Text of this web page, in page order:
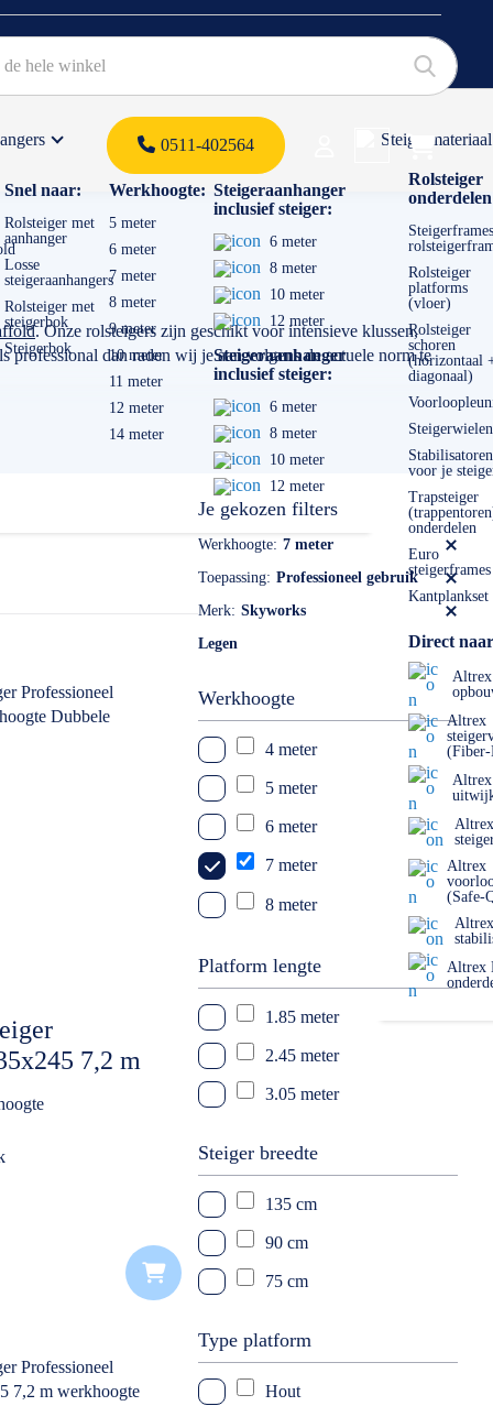
0511-402564
Snel naar:
Rolsteiger met
aanhanger
Losse
steigeraanhangers
Rolsteiger met
steigerbok
Steigerbok
Werkhoogte:
5 meter
6 meter
7 meter
8 meter
9 meter
10 meter
11 meter
12 meter
14 meter
Steigeraanhanger
inclusief steiger:
6 meter
8 meter
10 meter
12 meter
Steigeraanhanger
inclusief steiger:
6 meter
8 meter
10 meter
12 meter
Steigermateriaal
Rolsteiger
Rolsteiger
platforms
(vloer)
Rolsteiger
schoren
(horizontaal
diagonaal)
Steigerwielen
Stabilisatoren
voor je
Trapsteiger
onderdelen
Euro
steigerframes
Kantplankset
Direct
Altrex
Altrex
Altrex
Altrex
Altrex
(Safe-
Altrex
Altrex
. Onze rolsteigers zijn geschikt voor intensieve klussen,
dan raden wij je aan volgens de actuele norm te
7,2 m
Je gekozen filters
Werkhoogte
7 meter
Toepassing
Professioneel gebruik
Merk
Skyworks
Legen
Werkhoogte
4 meter
5 meter
6 meter
7 meter
8 meter
10 meter
11 meter
12 meter
13 meter
Platform lengte
1.85 meter
2.45 meter
3.05 meter
Steiger breedte
135 cm
90 cm
75 cm
Type platform
Hout